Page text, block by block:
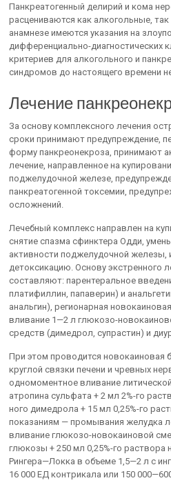
Панкреатогенный делирий и кома
расцениваются как алкогольные,
анамнезе имеются указания на
дифференциально-диагностических
критериев для алкогольного и
синдромов до настоящего времени
Лечение
За основу комплексного лечения
сроки принимают предупреждение,
форму панкреонекроза, принимают
лечение, направленное на
поджелудочной железе,
панкреатогенной токсемии,
осложнений.
Лечебный комплекс направлен на
снятие спазма сфинктера Одди,
активности поджелудочной железы,
детоксикацию. Основу экстренного
составляют: парентеральное
платифиллин, папаверин) и
анальгин), регионарная
вливание 1—2 л глюкозо-
средств (димедрол, супрастин) и
При этом проводится новокаиновая
круглой связки печени и чревных
одномоментное вливание
атропина сульфата + 2 мл 2%-го
ного димедрола + 15 мл 0,25%-го
показаниям — промывания желудка
вливание глюкозо-новокаиновой
глюкозы + 250 мл 0,25%-го раствора
Рингера—Локка в объеме 1,5—2 л с
16 000 ЕД контрикала или 150